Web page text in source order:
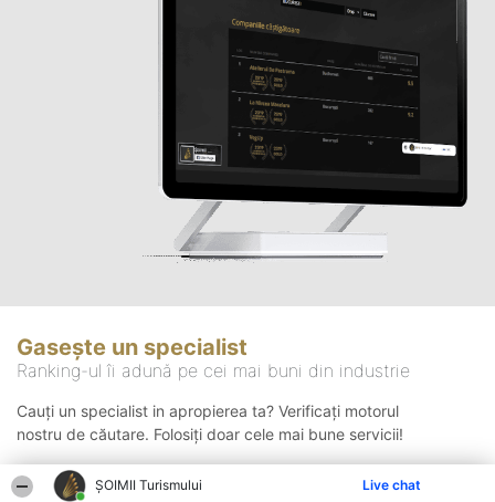
ȘOIMII Turismului Live chat
Gasește un specialist
Ranking-ul îi adună pe cei mai buni din industrie
Cauți un specialist in apropierea ta? Verificați motorul
nostru de căutare. Folosiți doar cele mai bune servicii!